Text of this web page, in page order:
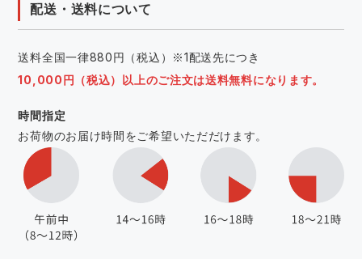
配送・送料について
送料全国一律880円（税込）※1配送先につき
10,000円（税込）以上のご注文は送料無料になります。
時間指定
お荷物のお届け時間をご希望いただだけます。